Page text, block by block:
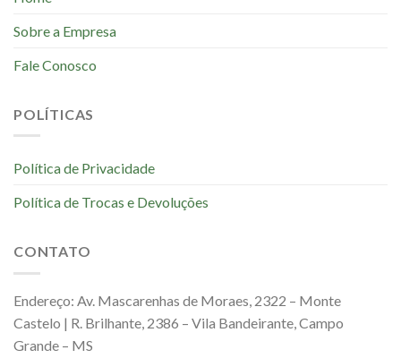
Sobre a Empresa
Fale Conosco
POLÍTICAS
Política de Privacidade
Política de Trocas e Devoluções
CONTATO
Endereço: Av. Mascarenhas de Moraes, 2322 – Monte
Castelo | R. Brilhante, 2386 – Vila Bandeirante, Campo
Grande – MS